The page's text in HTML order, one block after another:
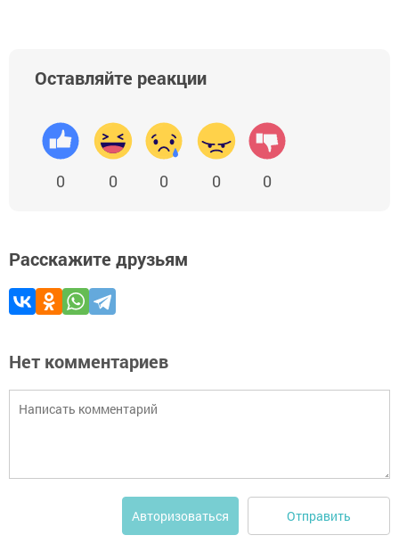
Оставляйте реакции
0 0 0 0 0
Расскажите друзьям
Нет комментариев
Авторизоваться Отправить